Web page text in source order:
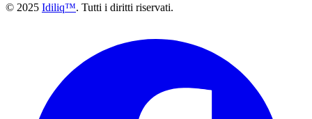
© 2025 Idiliq™. Tutti i diritti riservati.